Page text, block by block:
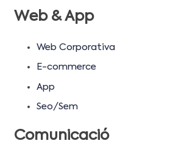
Web & App
Web Corporativa
E-commerce
App
Seo/Sem
Comunicació